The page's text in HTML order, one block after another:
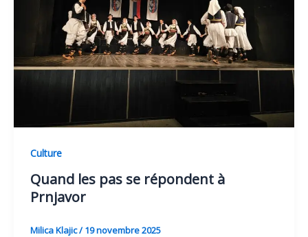
Culture
Quand les pas se répondent à
Prnjavor
Milica Klajic/19 novembre 2025